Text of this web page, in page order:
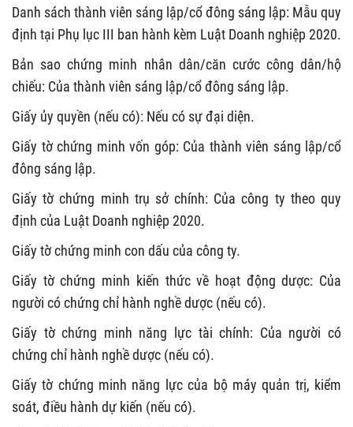
Danh sách thành viên sáng lập/cổ đông sáng lập: Mẫu quy
định tại Phụ lục III ban hành kèm Luật Doanh nghiệp 2020.
Bản sao chứng minh nhân dân/căn cước công dân/hộ
chiếu: Của thành viên sáng lập/cổ đông sáng lập.
Giấy ủy quyền (nếu có): Nếu có sự đại diện.
Giấy tờ chứng minh vốn góp: Của thành viên sáng lập/cổ
đông sáng lập.
Giấy tờ chứng minh trụ sở chính: Của công ty theo quy
định của Luật Doanh nghiệp 2020.
Giấy tờ chứng minh con dấu của công ty.
Giấy tờ chứng minh kiến thức về hoạt động dược: Của
người có chứng chỉ hành nghề dược (nếu có).
Giấy tờ chứng minh năng lực tài chính: Của người có
chứng chỉ hành nghề dược (nếu có).
Giấy tờ chứng minh năng lực của bộ máy quản trị, kiểm
soát, điều hành dự kiến (nếu có).